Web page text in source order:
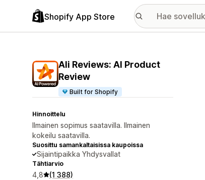
Shopify App Store
Ali Reviews: AI Product
Review
Built for Shopify
Hinnoittelu
Ilmainen sopimus saatavilla. Ilmainen
kokeilu saatavilla.
Suosittu samankaltaisissa kaupoissa
Sijaintipaikka Yhdysvallat
Tähtiarvio
4,8 (1 388)